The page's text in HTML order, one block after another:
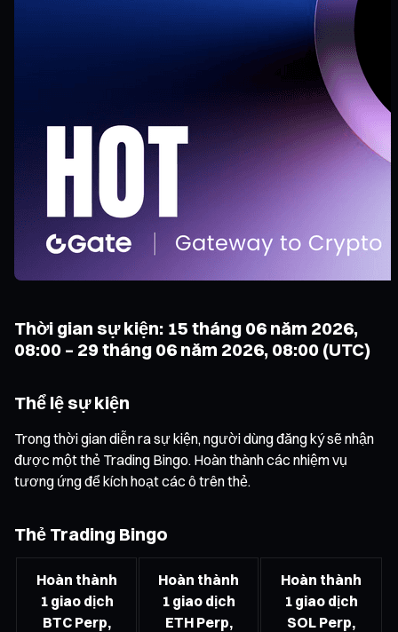
Thời gian sự kiện: 15 tháng 06 năm 2026,
08:00 – 29 tháng 06 năm 2026, 08:00 (UTC)
Thể lệ sự kiện
Trong thời gian diễn ra sự kiện, người dùng đăng ký sẽ nhận
được một thẻ Trading Bingo. Hoàn thành các nhiệm vụ
tương ứng để kích hoạt các ô trên thẻ.
Thẻ Trading Bingo
Hoàn thành
1 giao dịch
BTC Perp,
Hoàn thành
1 giao dịch
ETH Perp,
Hoàn thành
1 giao dịch
SOL Perp,